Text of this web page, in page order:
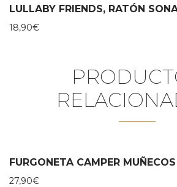
18,90€
FURGONETA CAMPER
27,90€